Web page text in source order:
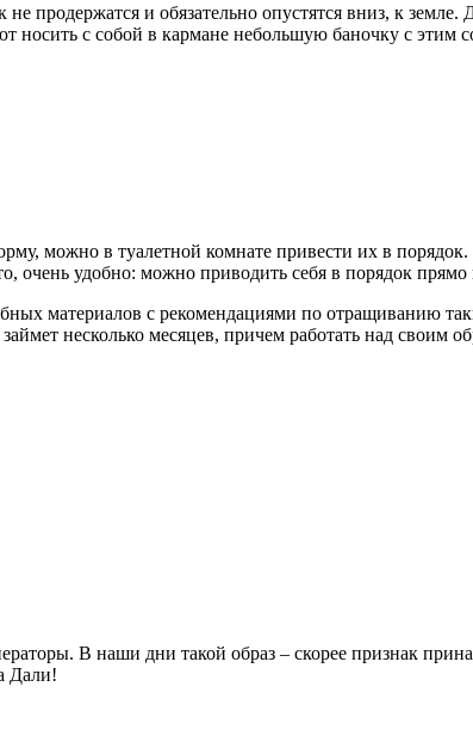
продержатся и обязательно опустятся вниз, к
носить с собой в кармане небольшую баночку с этим
можно в туалетной комнате привести их в
очень удобно: можно приводить себя в порядок прямо
материалов с рекомендациями по отращиванию
несколько месяцев, причем работать над своим
В наши дни такой образ – скорее признак
Дали!